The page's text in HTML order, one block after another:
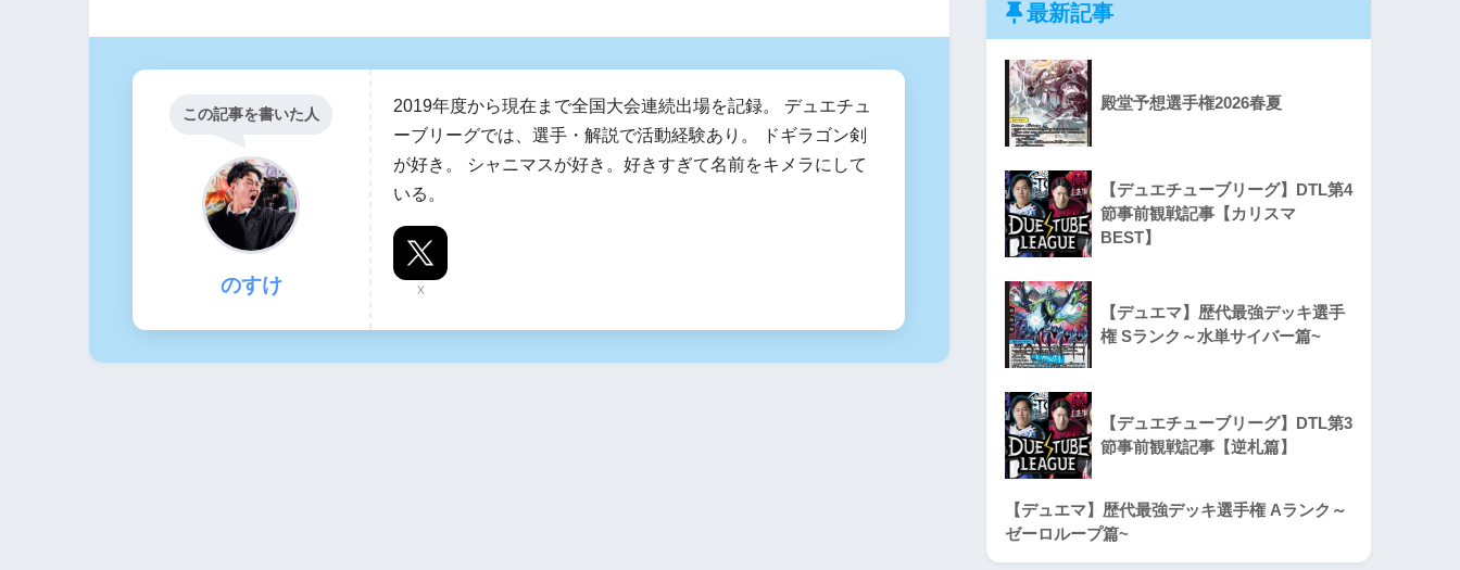
この記事を書いた人
のすけ
2019年度から現在まで全国大会連続出場を記録。 デュエチュ
ーブリーグでは、選手・解説で活動経験あり。 ドギラゴン剣
が好き。 シャニマスが好き。好きすぎて名前をキメラにして
いる。
X
最新記事
殿堂予想選手権2026春夏
【デュエチューブリーグ】DTL第4
節事前観戦記事【カリスマ
BEST】
【デュエマ】歴代最強デッキ選手
権 Sランク～水単サイバー篇~
【デュエチューブリーグ】DTL第3
節事前観戦記事【逆札篇】
【デュエマ】歴代最強デッキ選手権 Aランク～
ゼーロループ篇~